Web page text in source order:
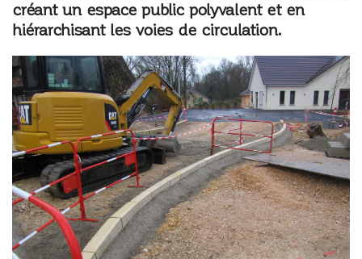
créant un espace public polyvalent et en
hiérarchisant les voies de circulation.